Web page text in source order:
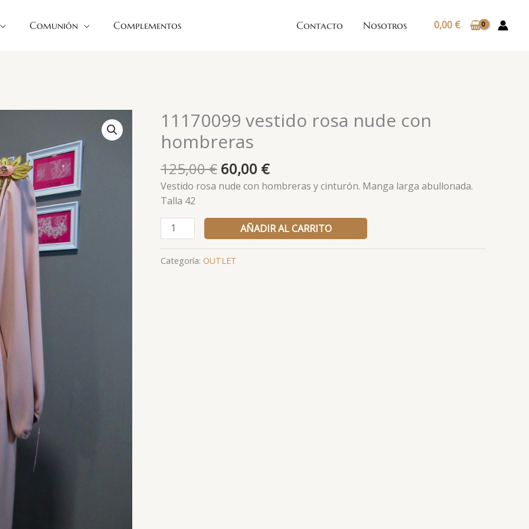
Comunión Complementos Contacto Nosotros 0,00 €
11170099 vestido rosa nude con
hombreras
125,00€
El
precio
original
era:
125,00 €.
60,00 €
El
precio
es:
60,00 €.
Vestido rosa nude con hombreras y cinturón. Manga larga abullonada.
Talla 42
11170099
vestido
rosa
con
hombreras
cantidad
AÑADIR AL CARRITO
Categoría: OUTLET